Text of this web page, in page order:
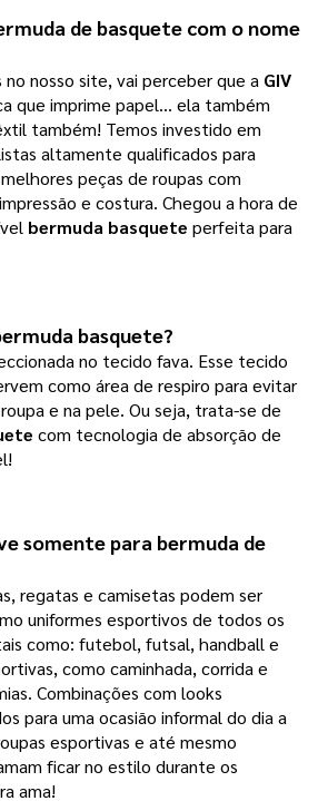
de basquete com o nome
no nosso site, vai perceber que a GIV
que imprime papel… ela também
também! Temos investido em
altamente qualificados para
peças de roupas com
e costura. Chegou a hora de
bermuda basquete perfeita para
basquete?
no tecido fava. Esse tecido
como área de respiro para evitar
e na pele. Ou seja, trata-se de
com tecnologia de absorção de
somente para bermuda de
regatas e camisetas podem ser
uniformes esportivos de todos os
como: futebol, futsal, handball e
como caminhada, corrida e
Combinações com looks
para uma ocasião informal do dia a
esportivas e até mesmo
ficar no estilo durante os
ama!